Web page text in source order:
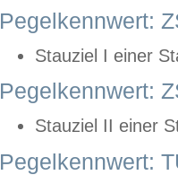
Pegelkennwert:
Stauziel I einer
Pegelkennwert:
Stauziel II einer
Pegelkennwert: